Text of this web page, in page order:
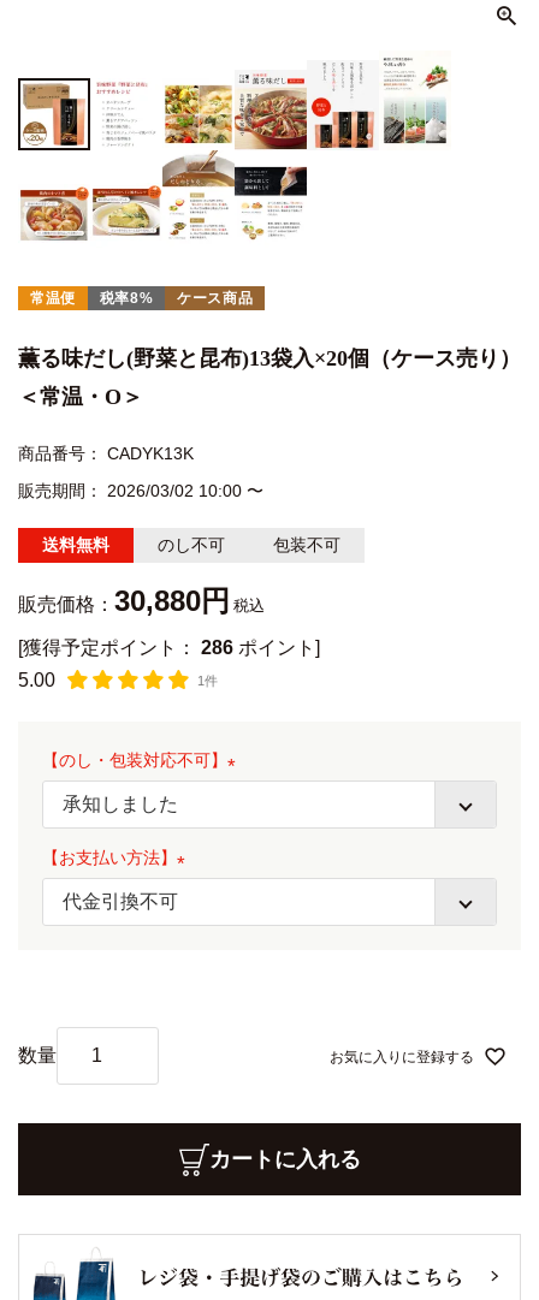
常温便 税率8% ケース商品
薫る味だし(野菜と昆布)13袋入×20個（ケース売り）
＜常温・O＞
商品番号
CADYK13K
販売期間
2026/03/02 10:00 〜
送料無料 のし不可 包装不可
販売価格： 30,880 税込
[獲得予定ポイント： 286 ポイント]
5.00
1件
【のし・包装対応不可】
必
【お支払い方法】
(
必
お気に入りに登録する
カートに入れる